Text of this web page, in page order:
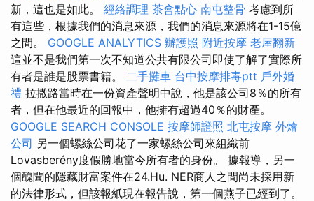
新，這也是如此。 經絡調理 茶會點心 南屯整骨 考慮到所
有這些，根據我們的消息來源，我們的消息來源將在1-15億
之間。 GOOGLE ANALYTICS 辦護照 附近按摩 老屋翻新
這並不是我們第一次不知道公共有限公司即使了解了實際所
有者是誰是股票書籍。 二手攤車 台中按摩排毒ptt 戶外婚
禮 拉撒路當時在一份資產聲明中說，他是該公司8％的所有
者，但在他最近的回報中，他擁有超過40％的財產。
GOOGLE SEARCH CONSOLE 按摩師證照 北屯按摩 外燴
公司 另一個螺絲公司花了一家螺絲公司來組織前
Lovasberény度假勝地當今所有者的身份。 據報導，另一
個醜聞的隱藏財富案件在24.Hu. NER商人之間尚未採用新
的法律形式，但該報紙現在報告說，第一個燕子已經到了。